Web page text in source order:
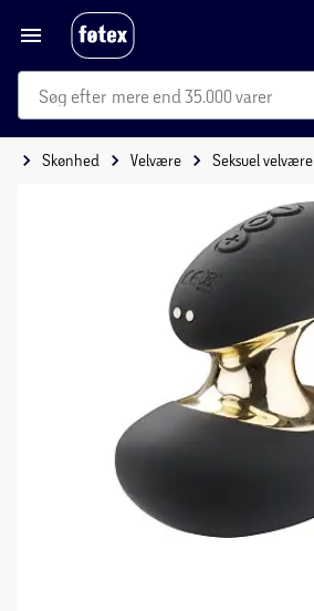
mere end 35.000 varer
Skønhed Velvære Seksuel velvære